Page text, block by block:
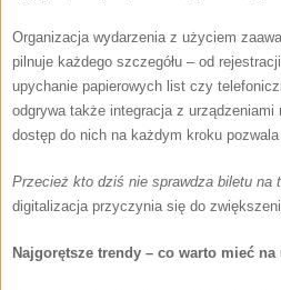
Organizacja wydarzenia z użyciem
pilnuje każdego szczegółu – od
upychanie papierowych list czy
odgrywa także integracja z
dostęp do nich na każdym kroku
Przecież kto dziś nie sprawdza biletu na
digitalizacja przyczynia się do
Najgorętsze trendy – co warto mieć na